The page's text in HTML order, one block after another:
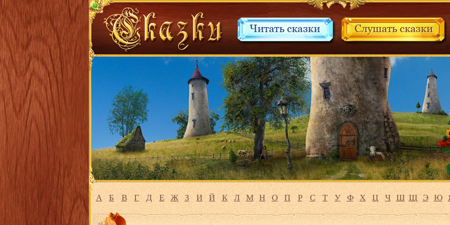
А Б В Г Д Е Ж З И Й К Л М Н О П Р С Т У Ф Х Ц Ч Ш Щ Э Ю